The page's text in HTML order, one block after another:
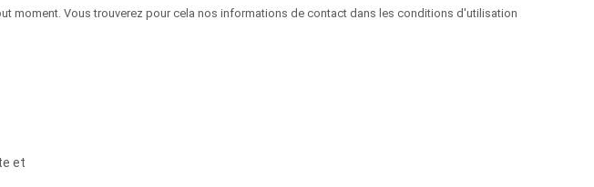
moment. Vous trouverez pour cela nos informations de contact dans les conditions d'utilisation
et